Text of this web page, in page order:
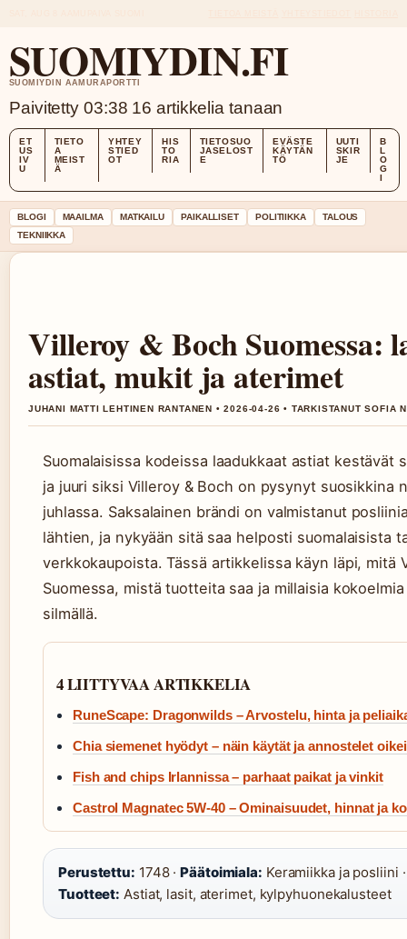
SUOMIYDIN.FI
SUOMIYDIN AAMURAPORTTI
Paivitetty 03:38 16 artikkelia tanaan
ET
US
IV
U
TIETO
A
MEIST
Ä
YHTEY
STIED
OT
HIS
TO
RIA
TIETOSUO
JASELOST
E
EVÄSTE
KÄYTÄN
TÖ
UUTI
SKIR
JE
B
L
O
G
I
BLOGI MAAILMA MATKAILU PAIKALLISET POLITIIKKA
TALOUS
TEKNIIKKA
Villeroy & Boch Suomessa:
astiat, mukit ja aterimet
JUHANI MATTI LEHTINEN RANTANEN • 2026-04-26 • TARKISTANUT SOFIA
Suomalaisissa kodeissa laadukkaat astiat kestävät
ja juuri siksi Villeroy & Boch on pysynyt suosikkina
juhlassa. Saksalainen brändi on valmistanut
lähtien, ja nykyään sitä saa helposti suomalaisista
verkkokaupoista. Tässä artikkelissa käyn läpi, mitä
Suomessa, mistä tuotteita saa ja millaisia
silmällä.
4 LIITTYVAA ARTIKKELIA
RuneScape: Dragonwilds – Arvostelu, hinta ja
Chia siemenet hyödyt – näin käytät ja annostelet
Fish and chips Irlannissa – parhaat paikat ja vinkit
Castrol Magnatec 5W-40 – Ominaisuudet, hinnat ja
Perustettu: 1748 ·Päätoimiala: Keramiikka ja posliini
Tuotteet: Astiat, lasit, aterimet, kylpyhuonekalusteet